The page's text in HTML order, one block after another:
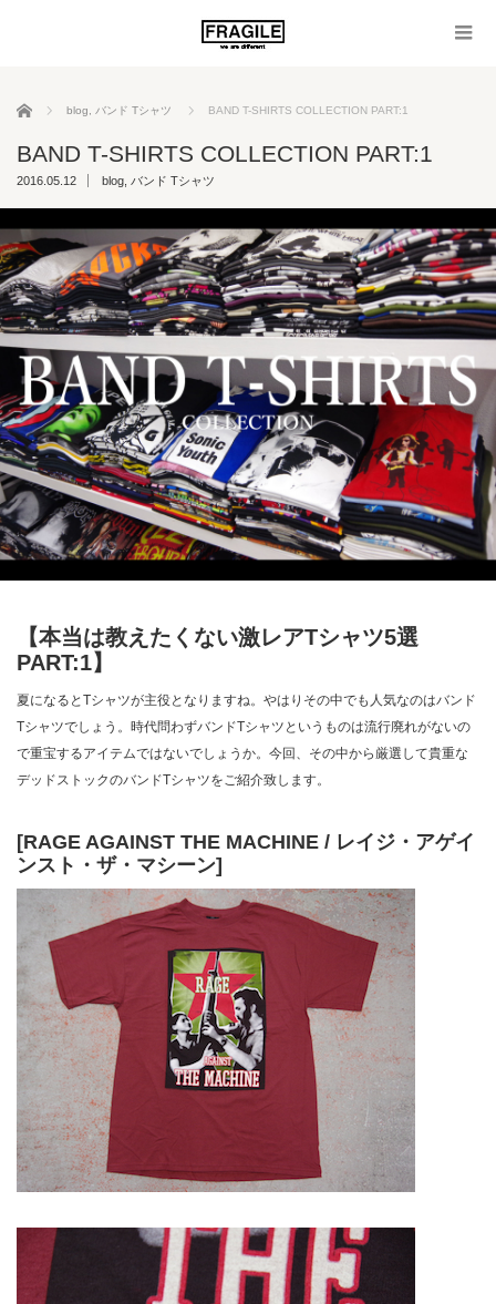
ホーム blog バンド Tシャツ BAND T-SHIRTS COLLECTION PART:1
BAND T-SHIRTS COLLECTION PART:1
2016.05.12 blog バンド Tシャツ
【本当は教えたくない激レアTシャツ5選
PART:1】
夏になるとTシャツが主役となりますね。やはりその中でも人気なのはバンド
Tシャツでしょう。時代問わずバンドTシャツというものは流行廃れがないの
で重宝するアイテムではないでしょうか。今回、その中から厳選して貴重な
デッドストックのバンドTシャツをご紹介致します。
[RAGE AGAINST THE MACHINE / レイジ・アゲイ
ンスト・ザ・マシーン]